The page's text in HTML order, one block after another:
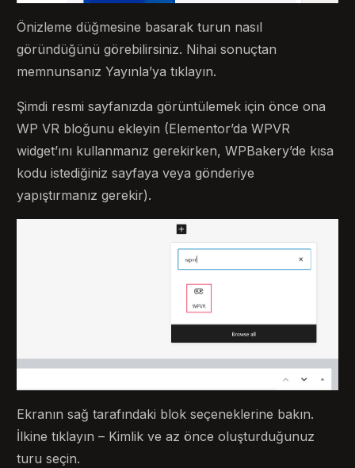
Önizleme düğmesine basarak turun nasıl
göründüğünü görebilirsiniz. Nihai sonuçtan
memnunsanız Yayınla’ya tıklayın.
Şimdi resmi sayfanızda görüntülemek için önce ona
WP VR bloğunu ekleyin (Elementor’da WPVR
widget’ını kullanmanız gerekirken, WPBakery’de kısa
kodu istediğiniz sayfaya veya gönderiye
yapıştırmanız gerekir).
Ekranın sağ tarafındaki blok seçeneklerine bakın.
İlkine tıklayın – Kimlik ve az önce oluşturduğunuz
turu seçin.